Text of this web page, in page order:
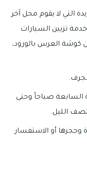
التي لا يقوم محل آخر
تزيين السيارات
كوشة العرس بالورود،
السابعة صباحاً وحتى
الليل.
وحجزها أو الاستفسار